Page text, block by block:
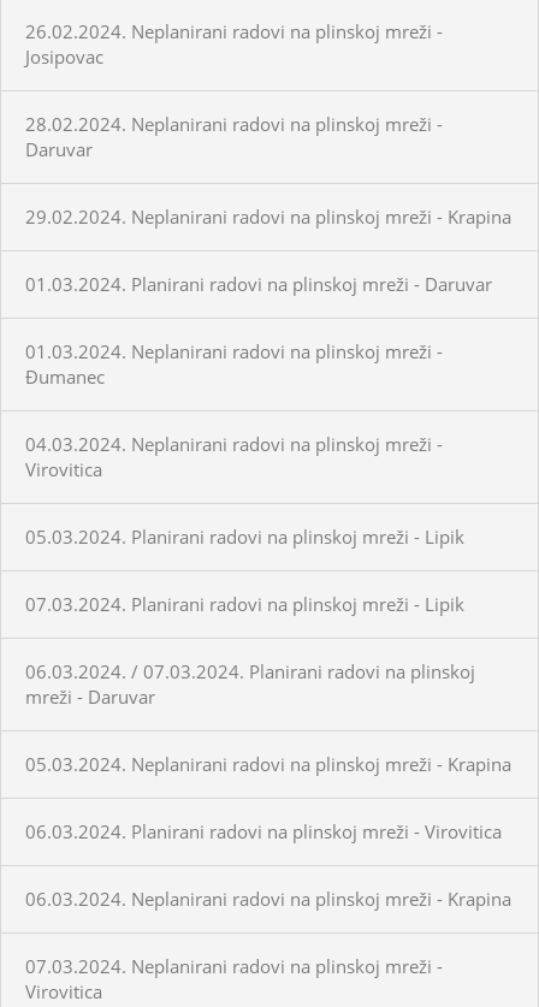
26.02.2024. Neplanirani radovi na plinskoj mreži -
Josipovac
28.02.2024. Neplanirani radovi na plinskoj mreži -
Daruvar
29.02.2024. Neplanirani radovi na plinskoj mreži - Krapina
01.03.2024. Planirani radovi na plinskoj mreži - Daruvar
01.03.2024. Neplanirani radovi na plinskoj mreži -
Đumanec
04.03.2024. Neplanirani radovi na plinskoj mreži -
Virovitica
05.03.2024. Planirani radovi na plinskoj mreži - Lipik
07.03.2024. Planirani radovi na plinskoj mreži - Lipik
06.03.2024. / 07.03.2024. Planirani radovi na plinskoj
mreži - Daruvar
05.03.2024. Neplanirani radovi na plinskoj mreži - Krapina
06.03.2024. Planirani radovi na plinskoj mreži - Virovitica
06.03.2024. Neplanirani radovi na plinskoj mreži - Krapina
07.03.2024. Neplanirani radovi na plinskoj mreži -
Virovitica